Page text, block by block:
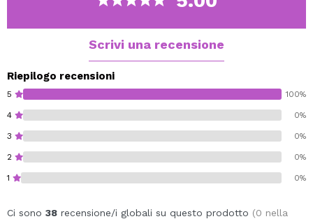
Scrivi una recensione
Riepilogo recensioni
5 100%
4 0%
3 0%
2 0%
1 0%
Ci sono 38 recensione/i globali su questo prodotto (0 nella